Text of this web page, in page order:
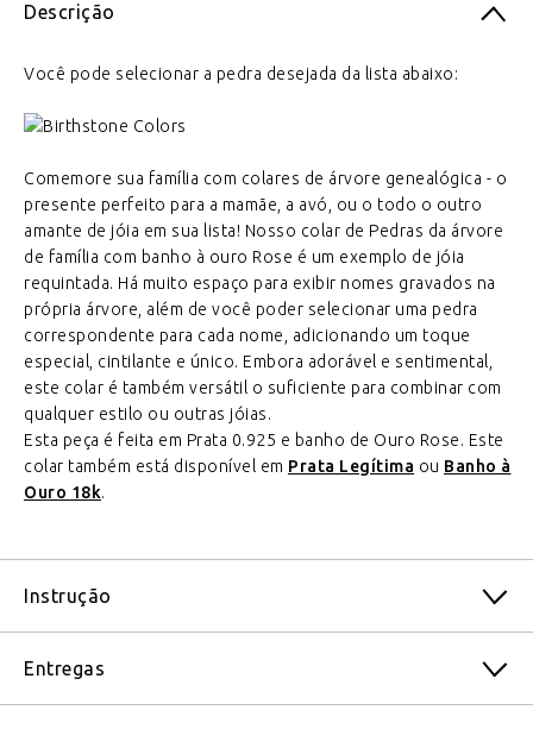
Descrição
Você pode selecionar a pedra desejada da lista abaixo:
Comemore sua família com colares de árvore genealógica - o
presente perfeito para a mamãe, a avó, ou o todo o outro
amante de jóia em sua lista! Nosso colar de Pedras da árvore
de família com banho à ouro Rose é um exemplo de jóia
requintada. Há muito espaço para exibir nomes gravados na
própria árvore, além de você poder selecionar uma pedra
correspondente para cada nome, adicionando um toque
especial, cintilante e único. Embora adorável e sentimental,
este colar é também versátil o suficiente para combinar com
qualquer estilo ou outras jóias.
Esta peça é feita em Prata 0.925 e banho de Ouro Rose. Este
colar também está disponível em Prata Legítima ou Banho à
Ouro 18k.
Instrução
Entregas